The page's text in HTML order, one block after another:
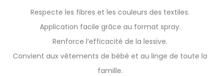
Respecte les fibres et les couleurs des textiles.
Application facile grâce au format spray.
Renforce l’efficacité de la lessive.
Convient aux vêtements de bébé et au linge de toute la
famille.